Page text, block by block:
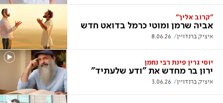
"קרוב אליך"
אביה שרמן ומוטי כרמל בדואט חדש
איציק ברנדויין 8.06.26
יוסי גרין פינת רבי נחמן
ירון בר מחדש את "ודע שלעתיד"
איציק ברנדויין 3.06.26